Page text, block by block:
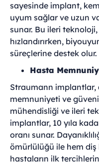
sayesinde implant,
uyum sağlar ve uzun
sunar. Bu ileri
hızlandırırken,
süreçlerine destek olur.
Hasta
Straumann implantlar,
memnuniyeti ve
mühendisliği ve ileri
implantlar, 10 yıla
oranı sunar.
ömürlülüğü ile hem
hastaların ilk